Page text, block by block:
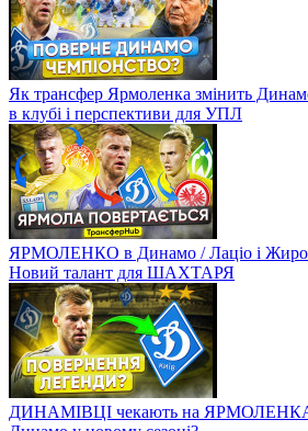
Як трансфер Ярмоленка змінить
в клубі і перспективи для УПЛ
ЯРМОЛЕНКО в Динамо / Лаціо і
Новий талант для ШАХТАРЯ
ДИНАМІВЦІ чекають на ЯРМОЛЕНКА /